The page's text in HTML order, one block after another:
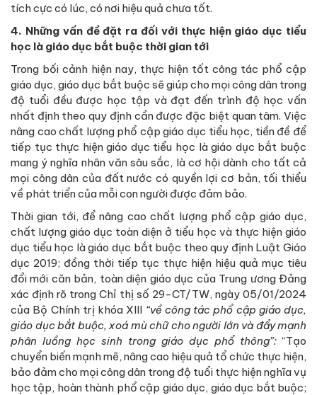
tích cực có lúc, có nơi hiệu quả chưa tốt.
4. Những vấn đề đặt ra đối với thực hiện giáo dục tiểu
học là giáo dục bắt buộc thời gian tới
Trong bối cảnh hiện nay, thực hiện tốt công tác phổ cập
giáo dục, giáo dục bắt buộc sẽ giúp cho mọi công dân trong
độ tuổi đều được học tập và đạt đến trình độ học vấn
nhất định theo quy định cần được đặc biệt quan tâm. Việc
nâng cao chất lượng phổ cập giáo dục tiểu học, tiền đề để
tiếp tục thực hiện giáo dục tiểu học là giáo dục bắt buộc
mang ý nghĩa nhân văn sâu sắc, là cơ hội dành cho tất cả
mọi công dân của đất nước có quyền lợi cơ bản, tối thiểu
về phát triển của mỗi con người được đảm bảo.
Thời gian tới, để nâng cao chất lượng phổ cập giáo dục,
chất lượng giáo dục toàn diện ở tiểu học và thực hiện giáo
dục tiểu học là giáo dục bắt buộc theo quy định Luật Giáo
dục 2019; đồng thời tiếp tục thực hiện hiệu quả mục tiêu
đổi mới căn bản, toàn diện giáo dục của Trung ương Đảng
xác định rõ trong Chỉ thị số 29-CT/TW, ngày 05/01/2024
của Bộ Chính trị khóa XIII “về công tác phổ cập giáo dục,
giáo dục bắt buộc, xoá mù chữ cho người lớn và đẩy mạnh
phân luồng học sinh trong giáo dục phổ thông”:“Tạo
chuyển biến mạnh mẽ, nâng cao hiệu quả tổ chức thực hiện,
bảo đảm cho mọi công dân trong độ tuổi thực hiện nghĩa vụ
học tập, hoàn thành phổ cập giáo dục, giáo dục bắt buộc;